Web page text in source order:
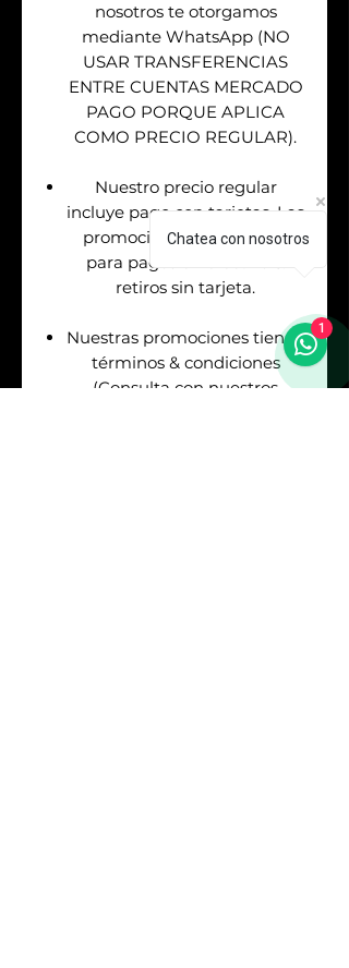
nosotros te otorgamos
mediante WhatsApp (NO
USAR TRANSFERENCIAS
ENTRE CUENTAS MERCADO
PAGO PORQUE APLICA
COMO PRECIO REGULAR).
Nuestro precio regular
incluye pago con tarjetas. Las
promociones aplican solo
para pagos en efectivo &
retiros sin tarjeta.
Nuestras promociones tienen
términos & condiciones
(Consulta con nuestros
Chatea con nosotros
1